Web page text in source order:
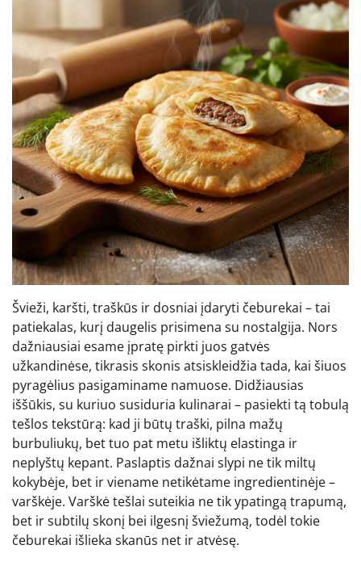
Švieži, karšti, traškūs ir dosniai įdaryti čeburekai – tai
patiekalas, kurį daugelis prisimena su nostalgija. Nors
dažniausiai esame įpratę pirkti juos gatvės
užkandinėse, tikrasis skonis atsiskleidžia tada, kai šiuos
pyragėlius pasigaminame namuose. Didžiausias
iššūkis, su kuriuo susiduria kulinarai – pasiekti tą tobulą
tešlos tekstūrą: kad ji būtų traški, pilna mažų
burbuliukų, bet tuo pat metu išliktų elastinga ir
neplyštų kepant. Paslaptis dažnai slypi ne tik miltų
kokybėje, bet ir viename netikėtame ingredientinėje –
varškėje. Varškė tešlai suteikia ne tik ypatingą trapumą,
bet ir subtilų skonį bei ilgesnį šviežumą, todėl tokie
čeburekai išlieka skanūs net ir atvėsę.